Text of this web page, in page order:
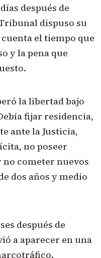
después de
dispuso su
el tiempo que
y la pena que
la libertad bajo
fijar residencia,
ante la Justicia,
no poseer
cometer nuevos
dos años y medio
después de
a aparecer en una